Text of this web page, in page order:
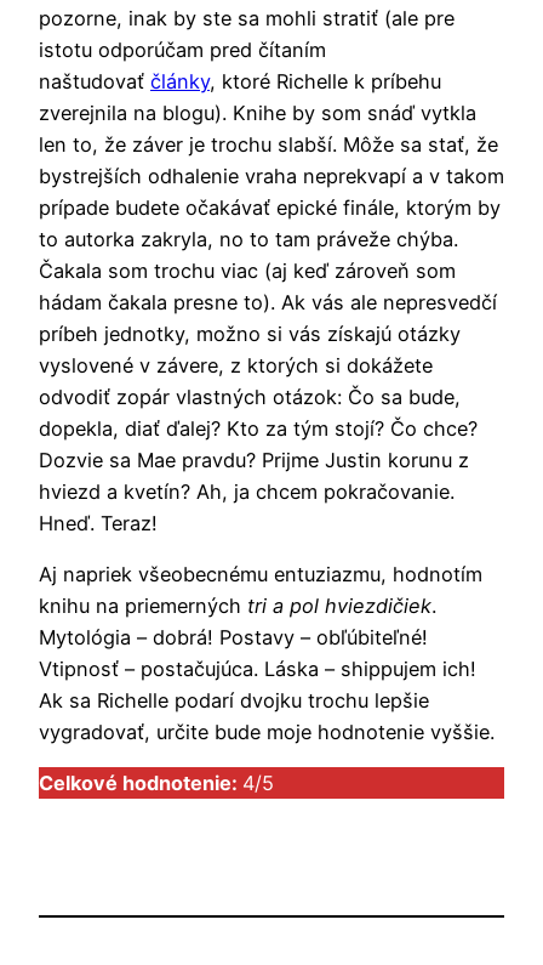
pozorne, inak by ste sa mohli stratiť (ale pre
istotu odporúčam pred čítaním
naštudovať články, ktoré Richelle k príbehu
zverejnila na blogu). Knihe by som snáď vytkla
len to, že záver je trochu slabší. Môže sa stať, že
bystrejších odhalenie vraha neprekvapí a v takom
prípade budete očakávať epické finále, ktorým by
to autorka zakryla, no to tam práveže chýba.
Čakala som trochu viac (aj keď zároveň som
hádam čakala presne to). Ak vás ale nepresvedčí
príbeh jednotky, možno si vás získajú otázky
vyslovené v závere, z ktorých si dokážete
odvodiť zopár vlastných otázok: Čo sa bude,
dopekla, diať ďalej? Kto za tým stojí? Čo chce?
Dozvie sa Mae pravdu? Prijme Justin korunu z
hviezd a kvetín? Ah, ja chcem pokračovanie.
Hneď. Teraz!
Aj napriek všeobecnému entuziazmu, hodnotím
knihu na priemerných tri a pol hviezdičiek.
Mytológia – dobrá! Postavy – obľúbiteľné!
Vtipnosť – postačujúca. Láska – shippujem ich!
Ak sa Richelle podarí dvojku trochu lepšie
vygradovať, určite bude moje hodnotenie vyššie.
Celkové hodnotenie: 4/5